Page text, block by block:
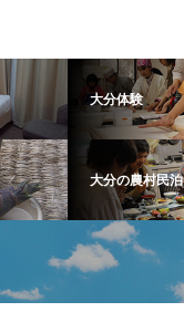
大分体験
大分の農村民泊